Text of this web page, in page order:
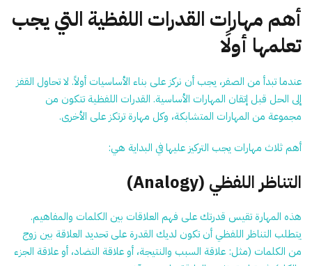
أهم مهارات القدرات اللفظية التي يجب
تعلمها أولًا
عندما تبدأ من الصفر، يجب أن نركز على بناء الأساسيات أولاً. لا تحاول القفز
إلى الحل قبل إتقان المهارات الأساسية. القدرات اللفظية تتكون من
مجموعة من المهارات المتشابكة، وكل مهارة ترتكز على الأخرى.
أهم ثلاث مهارات يجب التركيز عليها في البداية هي:
التناظر اللفظي (Analogy)
هذه المهارة تقيس قدرتك على فهم العلاقات بين الكلمات والمفاهيم.
يتطلب التناظر اللفظي أن تكون لديك القدرة على تحديد العلاقة بين زوج
من الكلمات (مثل: علاقة السبب والنتيجة، أو علاقة التضاد، أو علاقة الجزء